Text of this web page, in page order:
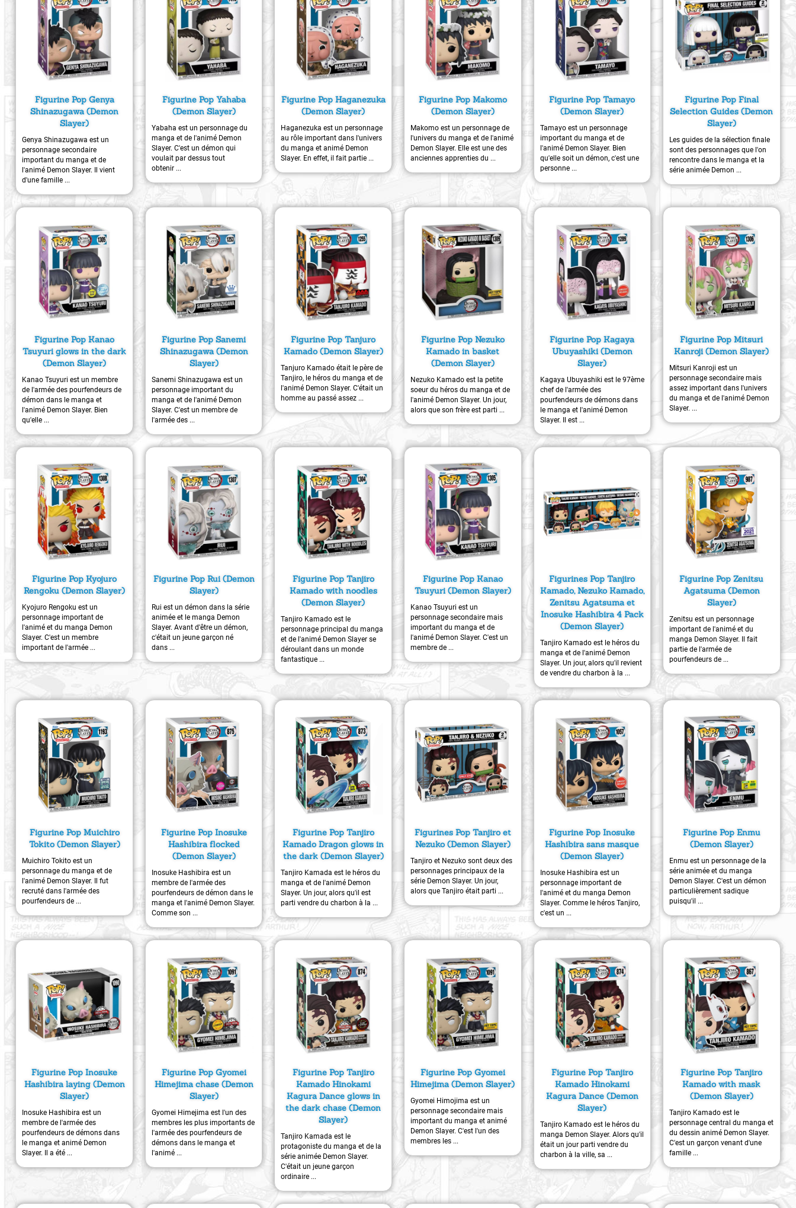
Figurine Pop Genya
Shinazugawa (Demon
Slayer)
Genya Shinazugawa est un
personnage secondaire
important du manga et de
l'animé Demon Slayer. Il vient
d'une famille ...
Figurine Pop Yahaba
(Demon Slayer)
Yabaha est un personnage du
manga et de l'animé Demon
Slayer. C'est un démon qui
voulait par dessus tout
obtenir ...
Figurine Pop Haganezuka
(Demon Slayer)
Haganezuka est un personnage
au rôle important dans l'univers
du manga et animé Demon
Slayer. En effet, il fait partie ...
Figurine Pop Makomo
(Demon Slayer)
Makomo est un personnage de
l'univers du manga et de l'animé
Demon Slayer. Elle est une des
anciennes apprenties du ...
Figurine Pop Tamayo
(Demon Slayer)
Tamayo est un personnage
important du manga et de
l'animé Demon Slayer. Bien
qu'elle soit un démon, c'est une
personne ...
Figurine Pop Final
Selection Guides (Demon
Slayer)
Les guides de la sélection finale
sont des personnages que l'on
rencontre dans le manga et la
série animée Demon ...
Figurine Pop Kanao
Tsuyuri glows in the dark
(Demon Slayer)
Kanao Tsuyuri est un membre
de l'armée des pourfendeurs de
démon dans le manga et
l'animé Demon Slayer. Bien
qu'elle ...
Figurine Pop Sanemi
Shinazugawa (Demon
Slayer)
Sanemi Shinazugawa est un
personnage important du
manga et de l'animé Demon
Slayer. C'est un membre de
l'armée des ...
Figurine Pop Tanjuro
Kamado (Demon Slayer)
Tanjuro Kamado était le père de
Tanjiro, le héros du manga et de
l'animé Demon Slayer. C'était un
homme au passé assez ...
Figurine Pop Nezuko
Kamado in basket
(Demon Slayer)
Nezuko Kamado est la petite
soeur du héros du manga et de
l'animé Demon Slayer. Un jour,
alors que son frère est parti ...
Figurine Pop Kagaya
Ubuyashiki (Demon
Slayer)
Kagaya Ubuyashiki est le 97ème
chef de l'armée des
pourfendeurs de démons dans
le manga et l'animé Demon
Slayer. Il est ...
Figurine Pop Mitsuri
Kanroji (Demon Slayer)
Mitsuri Kanroji est un
personnage secondaire mais
assez important dans l'univers
du manga et de l'animé Demon
Slayer. ...
Figurine Pop Kyojuro
Rengoku (Demon Slayer)
Kyojuro Rengoku est un
personnage important de
l'animé et du manga Demon
Slayer. C'est un membre
important de l'armée ...
Figurine Pop Rui (Demon
Slayer)
Rui est un démon dans la série
animée et le manga Demon
Slayer. Avant d'être un démon,
c'était un jeune garçon né
dans ...
Figurine Pop Tanjiro
Kamado with noodles
(Demon Slayer)
Tanjiro Kamado est le
personnage principal du manga
et de l'animé Demon Slayer se
déroulant dans un monde
fantastique ...
Figurine Pop Kanao
Tsuyuri (Demon Slayer)
Kanao Tsuyuri est un
personnage secondaire mais
important du manga et de
l'animé Demon Slayer. C'est un
membre de ...
Figurines Pop Tanjiro
Kamado, Nezuko Kamado,
Zenitsu Agatsuma et
Inosuke Hashibira 4 Pack
(Demon Slayer)
Tanjiro Kamado est le héros du
manga et de l'animé Demon
Slayer. Un jour, alors qu'il revient
de vendre du charbon à la ...
Figurine Pop Zenitsu
Agatsuma (Demon
Slayer)
Zenitsu est un personnage
important de l'animé et du
manga Demon Slayer. Il fait
partie de l'armée de
pourfendeurs de ...
Figurine Pop Muichiro
Tokito (Demon Slayer)
Muichiro Tokito est un
personnage du manga et de
l'animé Demon Slayer. Il fut
recruté dans l'armée des
pourfendeurs de ...
Figurine Pop Inosuke
Hashibira flocked
(Demon Slayer)
Inosuke Hashibira est un
membre de l'armée des
pourfendeurs de démon dans le
manga et l'animé Demon Slayer.
Comme son ...
Figurine Pop Tanjiro
Kamado Dragon glows in
the dark (Demon Slayer)
Tanjiro Kamada est le héros du
manga et de l'animé Demon
Slayer. Un jour, alors qu'il est
parti vendre du charbon à la ...
Figurines Pop Tanjiro et
Nezuko (Demon Slayer)
Tanjiro et Nezuko sont deux des
personnages principaux de la
série Demon Slayer. Un jour,
alors que Tanjiro était parti ...
Figurine Pop Inosuke
Hashibira sans masque
(Demon Slayer)
Inosuke Hashibira est un
personnage important de
l'animé et du manga Demon
Slayer. Comme le héros Tanjiro,
c'est un ...
Figurine Pop Enmu
(Demon Slayer)
Enmu est un personnage de la
série animée et du manga
Demon Slayer. C'est un démon
particulièrement sadique
puisqu'il ...
Figurine Pop Inosuke
Hashibira laying (Demon
Slayer)
Inosuke Hashibira est un
membre de l'armée des
pourfendeurs de démons dans
le manga et animé Demon
Slayer. Il a été ...
Figurine Pop Gyomei
Himejima chase (Demon
Slayer)
Gyomei Himejima est l'un des
membres les plus importants de
l'armée des pourfendeurs de
démons dans le manga et
l'animé ...
Figurine Pop Tanjiro
Kamado Hinokami
Kagura Dance glows in
the dark chase (Demon
Slayer)
Tanjiro Kamada est le
protagoniste du manga et de la
série animée Demon Slayer.
C'était un jeune garçon
ordinaire ...
Figurine Pop Gyomei
Himejima (Demon Slayer)
Gyomei Himojima est un
personnage secondaire mais
important du manga et animé
Demon Slayer. C'est l'un des
membres les ...
Figurine Pop Tanjiro
Kamado Hinokami
Kagura Dance (Demon
Slayer)
Tanjiro Kamado est le héros du
manga Demon Slayer. Alors qu'il
était un jour parti vendre du
charbon à la ville, sa ...
Figurine Pop Tanjiro
Kamado with mask
(Demon Slayer)
Tanjiro Kamado est le
personnage central du manga et
du dessin animé Demon Slayer.
C'est un garçon venant d'une
famille ...